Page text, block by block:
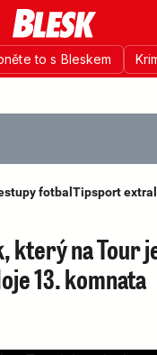
to s Bleskem
fotbal Tipsport
který na Tour
13. komnata